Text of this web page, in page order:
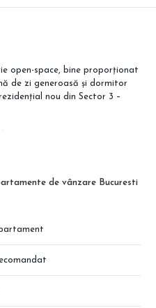
de vânzare Bucuresti
open-space, bine proporționat
de zi generoasă și dormitor
nou din Sector 3 –
și compartimentării
cu băi complet utilate, iar
aproximativ 12 minute de mers
schiței)